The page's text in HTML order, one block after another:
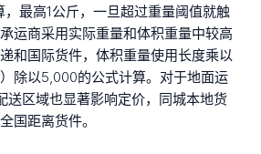
最高1公斤，一旦超过重量阈值就触
运商采用实际重量和体积重量中较高
和国际货件，体积重量使用长度乘以
除以5,000的公式计算。对于地面运
送区域也显著影响定价，同城本地货
国距离货件。